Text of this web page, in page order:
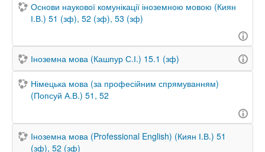
Основи наукової комунікації іноземною мовою (Киян
І.В.) 51 (зф), 52 (зф), 53 (зф)
Іноземна мова (Кашпур С.І.) 15.1 (зф)
Німецька мова (за професійним спрямуванням)
(Попсуй А.В.) 51, 52
Іноземна мова (Professional English) (Киян І.В.) 51
(зф), 52 (зф)